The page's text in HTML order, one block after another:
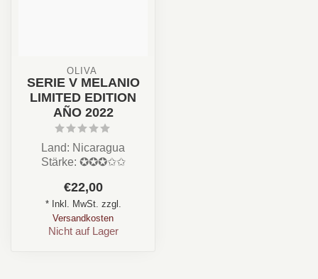
OLIVA
SERIE V MELANIO
LIMITED EDITION
AÑO 2022
Land: Nicaragua
Stärke: ✪✪✪✩✩
weisse Pfeffer, Holz, Nu...
€22,00
* Inkl. MwSt. zzgl.
Versandkosten
Nicht auf Lager